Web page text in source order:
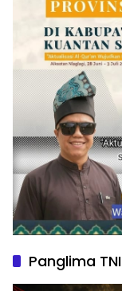
Panglima TNI